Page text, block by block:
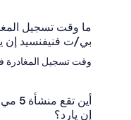
بي/ت فنيفنسيد إن
وقت تسجيل المغادرة في 10
أين
إن يارد؟